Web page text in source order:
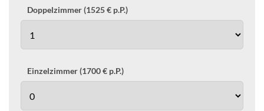
Doppelzimmer (1525 € p.P.)
Einzelzimmer (1700 € p.P.)